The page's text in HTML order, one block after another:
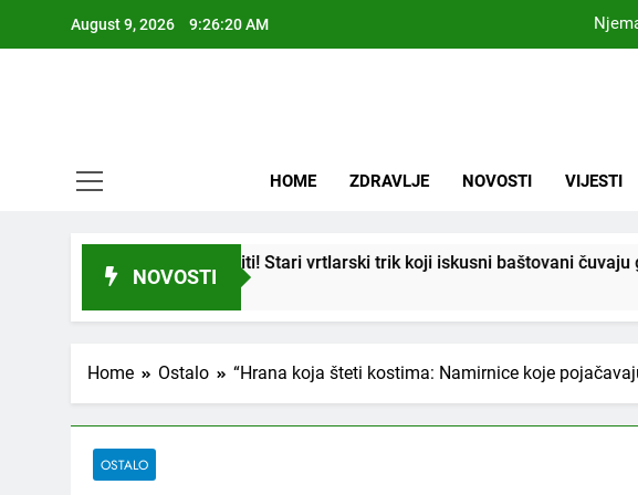
August 9, 2026 9:26:22 AM
Samo 1
HOME ZDRAVLJE NOVOSTI VIJESTI
NOVOSTI
Stari vrtlarski trik koji iskusni baštovani čuvaju godinama
Home Ostalo “Hrana koja šteti kostima: Namirnice koje
OSTALO